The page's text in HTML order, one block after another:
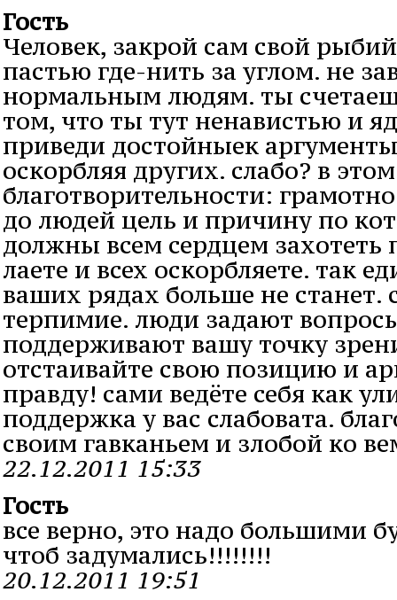
Гость
Человек, закрой сам свой
пастью где-нить за углом. не
нормальным людям. ты
том, что ты тут ненавистью и
приведи достойныек
оскорбляя других. слабо? в
благотворительности:
до людей цель и причину по
должны всем сердцем захотеть
лаете и всех оскорбляете. так
ваших рядах больше не станет.
терпимие. люди задают
поддерживают вашу точку
отстаивайте свою позицию и
правду! сами ведёте себя как
поддержка у вас слабовата.
своим гавканьем и злобой ко
22.12.2011 15:33
Гость
все верно, это надо большими
чтоб задумались!!!!!!!!
20.12.2011 19:51